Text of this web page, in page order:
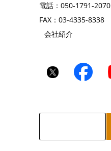
電話：050-1791-2070
FAX：03-4335-8338
会社紹介